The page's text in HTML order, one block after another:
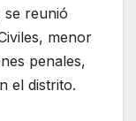
se reunió
menor
penales,
el distrito.